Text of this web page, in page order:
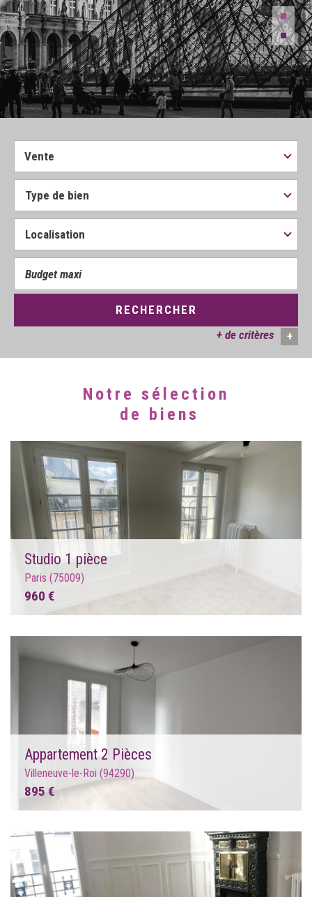
Vente
10KM 25KM
RECHERCHER
+ de critères
+
Notre sélection
de biens
Studio 1 pièce
Paris (75009)
960 €
Appartement 2 Pièces
Villeneuve-le-Roi (94290)
895 €